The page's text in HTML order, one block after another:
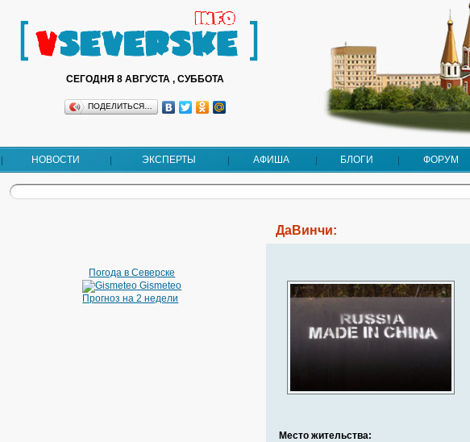
СЕГОДНЯ 8 АВГУСТА , СУББОТА
ПОДЕЛИТЬСЯ…
НОВОСТИ ЭКСПЕРТЫ АФИША БЛОГИ ФОРУМ
Погода в Северске
Gismeteo
Прогноз на 2 недели
ДаВинчи:
Место жительства: